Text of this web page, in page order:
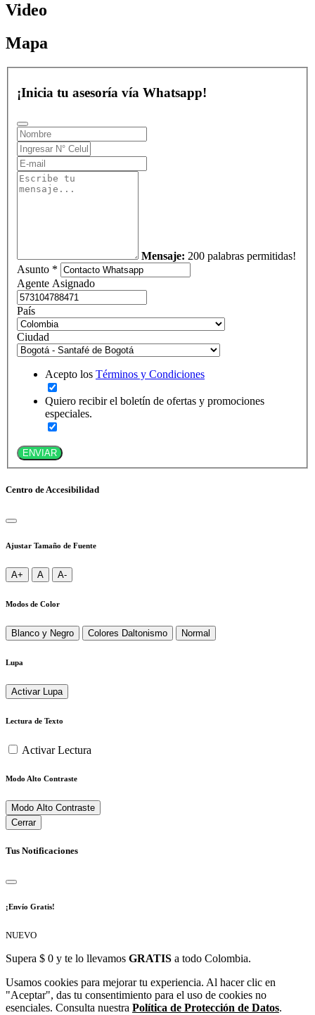
Video
Mapa
¡Inicia tu asesoría vía Whatsapp!
Mensaje: 200 palabras permitidas!
Asunto *
Agente Asignado
País
Ciudad
Acepto los Términos y Condiciones
Quiero recibir el boletín de ofertas y promociones
especiales.
ENVIAR
Centro de Accesibilidad
Ajustar Tamaño de Fuente
A+ A A-
Modos de Color
Blanco y Negro Colores Daltonismo Normal
Lupa
Activar Lupa
Lectura de Texto
Activar Lectura
Modo Alto Contraste
Modo Alto Contraste
Cerrar
Tus Notificaciones
¡Envío Gratis!
NUEVO
Supera $ 0 y te lo llevamos GRATIS a todo Colombia.
Usamos cookies para mejorar tu experiencia. Al hacer clic en
"Aceptar", das tu consentimiento para el uso de cookies no
esenciales. Consulta nuestra Política de Protección de Datos.